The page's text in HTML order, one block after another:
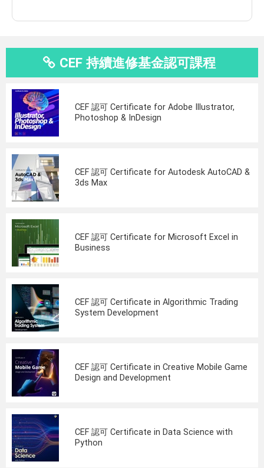
CEF 持續進修基金認可課程
CEF 認可 Certificate for Adobe Illustrator,
Photoshop & InDesign
CEF 認可 Certificate for Autodesk AutoCAD &
3ds Max
CEF 認可 Certificate for Microsoft Excel in
Business
CEF 認可 Certificate in Algorithmic Trading
System Development
CEF 認可 Certificate in Creative Mobile Game
Design and Development
CEF 認可 Certificate in Data Science with
Python